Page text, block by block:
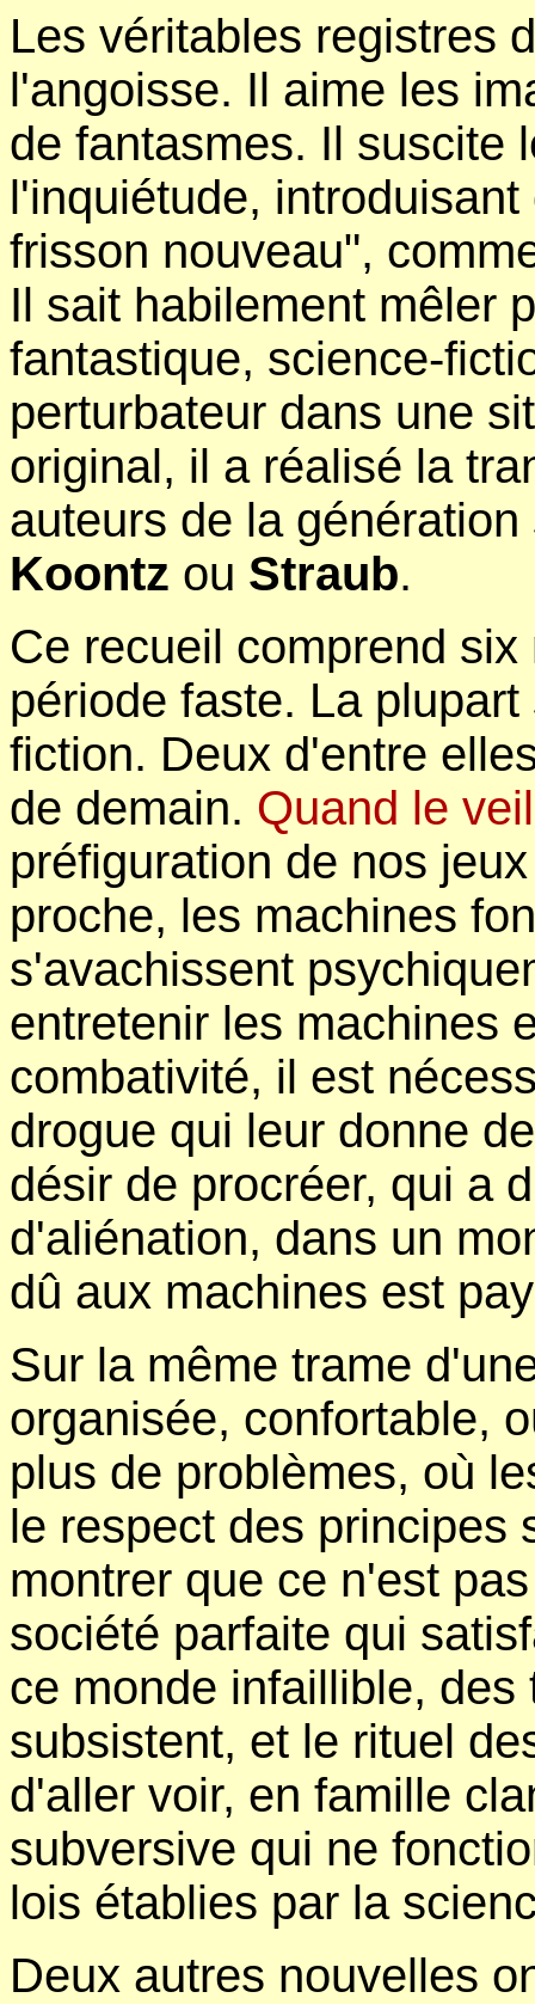
Les véritables registres
l'angoisse. Il aime les
de fantasmes. Il suscite
l'inquiétude,
frisson nouveau",
Il sait habilement mêler
fantastique, science-
perturbateur dans une
original, il a réalisé la
auteurs de la
Koontz ou Straub.
Ce recueil comprend
période faste. La
fiction. Deux d'entre
de demain. Quand le
préfiguration de nos
proche, les machines
s'avachissent
entretenir les machines
combativité, il est
drogue qui leur donne
désir de procréer, qui a
d'aliénation, dans un
dû aux machines est
Sur la même trame
organisée, confortable,
plus de problèmes, où
le respect des principes
montrer que ce n'est
société parfaite qui
ce monde infaillible,
subsistent, et le rituel
d'aller voir, en famille
subversive qui ne
lois établies par la
Deux autres nouvelles